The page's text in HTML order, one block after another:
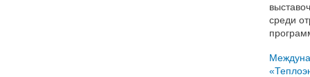
среди